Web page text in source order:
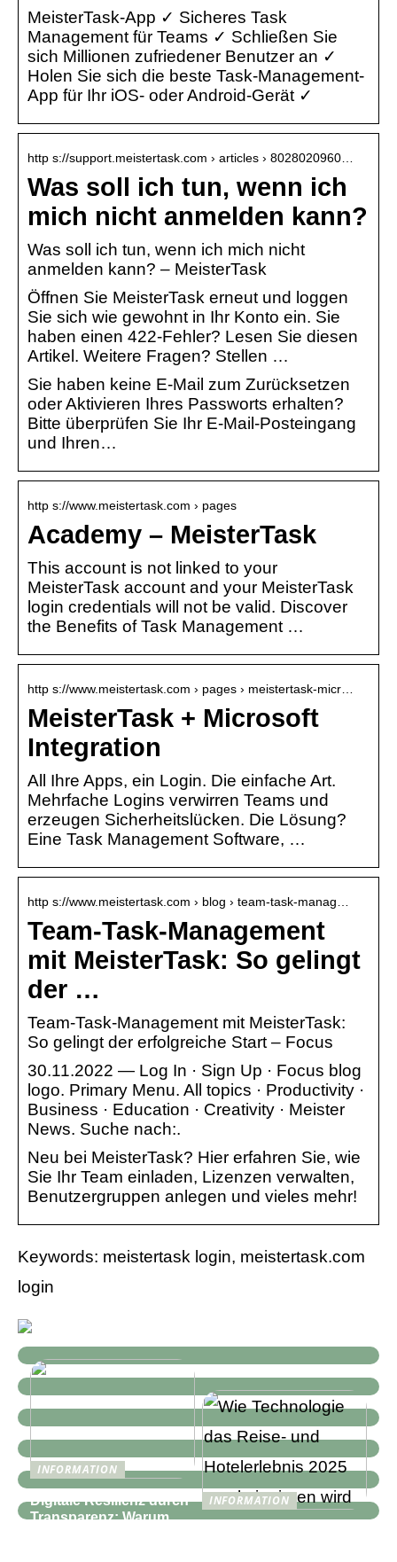
MeisterTask-App ✓ Sicheres Task
Management für Teams ✓ Schließen Sie
sich Millionen zufriedener Benutzer an ✓
Holen Sie sich die beste Task-Management-
App für Ihr iOS- oder Android-Gerät ✓
http s://support.meistertask.com › articles › 8028020960…
Was soll ich tun, wenn ich
mich nicht anmelden kann?
Was soll ich tun, wenn ich mich nicht
anmelden kann? – MeisterTask
Öffnen Sie MeisterTask erneut und loggen
Sie sich wie gewohnt in Ihr Konto ein. Sie
haben einen 422-Fehler? Lesen Sie diesen
Artikel. Weitere Fragen? Stellen …
Sie haben keine E-Mail zum Zurücksetzen
oder Aktivieren Ihres Passworts erhalten?
Bitte überprüfen Sie Ihr E-Mail-Posteingang
und Ihren…
http s://www.meistertask.com › pages
Academy – MeisterTask
This account is not linked to your
MeisterTask account and your MeisterTask
login credentials will not be valid. Discover
the Benefits of Task Management …
http s://www.meistertask.com › pages › meistertask-micr…
MeisterTask + Microsoft
Integration
All Ihre Apps, ein Login. Die einfache Art.
Mehrfache Logins verwirren Teams und
erzeugen Sicherheitslücken. Die Lösung?
Eine Task Management Software, …
http s://www.meistertask.com › blog › team-task-manag…
Team-Task-Management
mit MeisterTask: So gelingt
der …
Team-Task-Management mit MeisterTask:
So gelingt der erfolgreiche Start – Focus
30.11.2022 — Log In · Sign Up · Focus blog
logo. Primary Menu. All topics · Productivity ·
Business · Education · Creativity · Meister
News. Suche nach:.
Neu bei MeisterTask? Hier erfahren Sie, wie
Sie Ihr Team einladen, Lizenzen verwalten,
Benutzergruppen anlegen und vieles mehr!
Keywords: meistertask login, meistertask.com
login
INFORMATION
Digitale Resilienz durch
Transparenz: Warum
INFORMATION